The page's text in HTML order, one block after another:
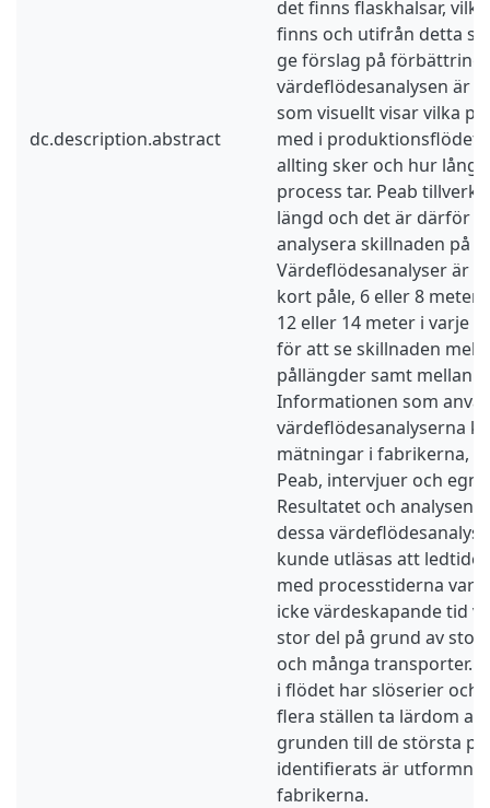
dc.description.abstract
det finns flaskhalsar,
finns och utifrån detta
ge förslag på
värdeflödesanalysen är
som visuellt visar vilka
med i produktionsflödet,
allting sker och hur lång
process tar. Peab
längd och det är därför
analysera skillnaden på
Värdeflödesanalyser är
kort påle, 6 eller 8 meter
12 eller 14 meter i varje
för att se skillnaden
pållängder samt mellan
Informationen som
värdeflödesanalyserna
mätningar i fabrikerna,
Peab, intervjuer och
Resultatet och analysen
dessa
kunde utläsas att
med processtiderna var
icke värdeskapande tid
stor del på grund av
och många transporter.
i flödet har slöserier och
flera ställen ta lärdom av
grunden till de största
identifierats är
fabrikerna.